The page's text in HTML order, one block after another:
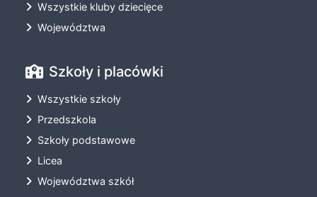
Wszystkie kluby dziecięce
Województwa
Szkoły i placówki
Wszystkie szkoły
Przedszkola
Szkoły podstawowe
Licea
Województwa szkół